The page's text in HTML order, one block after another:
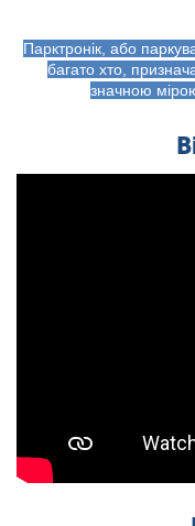
Парктронік, або
багато хто,
значною